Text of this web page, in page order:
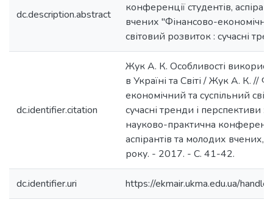
dc.description.abstract
конференції студентів,
вчених "Фінансово-
світовий розвиток : сучасні
dc.identifier.citation
Жук А. К. Особливості
в Україні та Світі / Жук А. К. //
економічний та суспільний
сучасні тренди і перспективи
науково-практична
аспірантів та молодих вчених,
року. - 2017. - С. 41-42.
dc.identifier.uri https://ekmair.ukma.edu.ua/